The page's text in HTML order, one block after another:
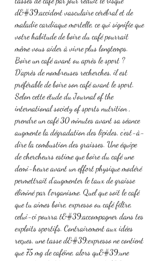
d&#39;accident vasculaire cérébral et de
maladie cardiaque mortelle, ce qui signifie que
votre habitude de boire du café pourrait
même vous aider à vivre plus longtemps.
Boire un café avant ou après le sport ?
D’après de nombreuses recherches, il est
préférable de boire son café avant le sport.
Selon cette étude du Journal of the
international society of sports nutrition ,
prendre un café 30 minutes avant sa séance
augmente la dégradation des lipides, c’est-à-
dire la combustion des graisses. Une équipe
de chercheurs estime que boire du café une
demi-heure avant un effort physique modéré
permettrait d’augmenter le taux de graisse
éliminé par l’organisme. Quel que soit le café
que tu aimes boire, expresso ou café filtre,
celui-ci pourra t&#39;accompagner dans tes
exploits sportifs. Contrairement aux idées
reçues, une tasse d&#39;expresso ne contient
que 75 mg de caféine, alors qu&#39;une